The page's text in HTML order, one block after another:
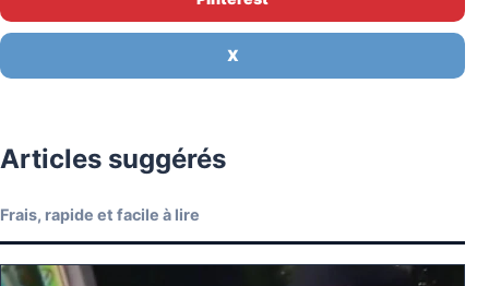
X
Articles suggérés
Frais, rapide et facile à lire